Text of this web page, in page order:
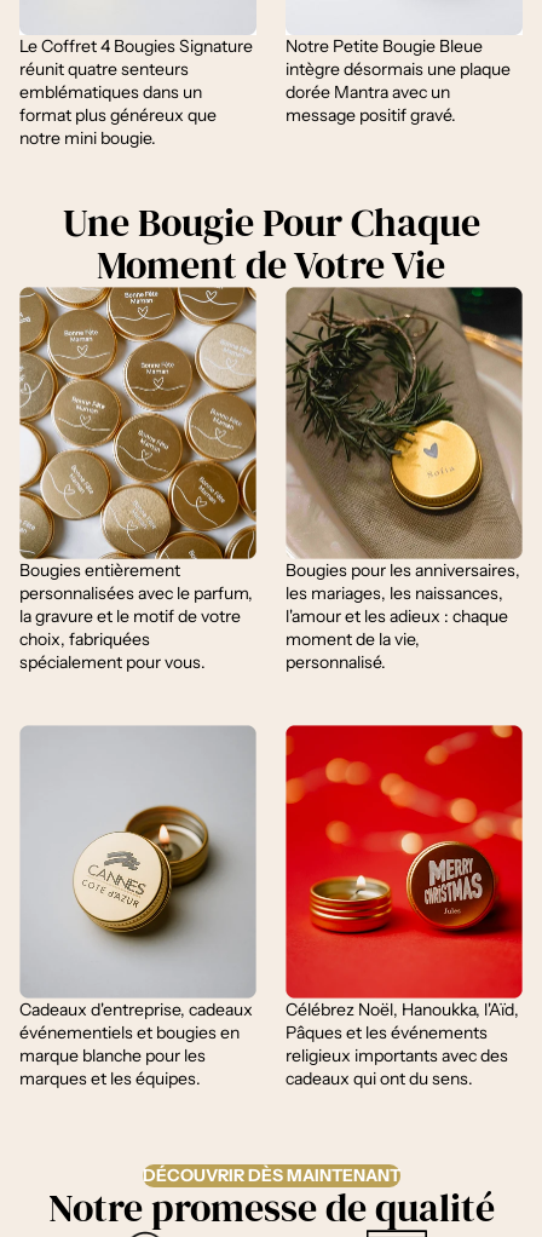
Le Coffret 4 Bougies Signature
réunit quatre senteurs
emblématiques dans un
format plus généreux que
notre mini bougie.
Notre Petite Bougie Bleue
intègre désormais une plaque
dorée Mantra avec un
message positif gravé.
Une Bougie Pour Chaque
Moment de Votre Vie
Bougies entièrement
personnalisées avec le parfum,
la gravure et le motif de votre
choix, fabriquées
spécialement pour vous.
Bougies pour les anniversaires,
les mariages, les naissances,
l'amour et les adieux : chaque
moment de la vie,
personnalisé.
Cadeaux d'entreprise, cadeaux
événementiels et bougies en
marque blanche pour les
marques et les équipes.
Célébrez Noël, Hanoukka, l'Aïd,
Pâques et les événements
religieux importants avec des
cadeaux qui ont du sens.
DÉCOUVRIR DÈS MAINTENANT
Notre promesse de qualité